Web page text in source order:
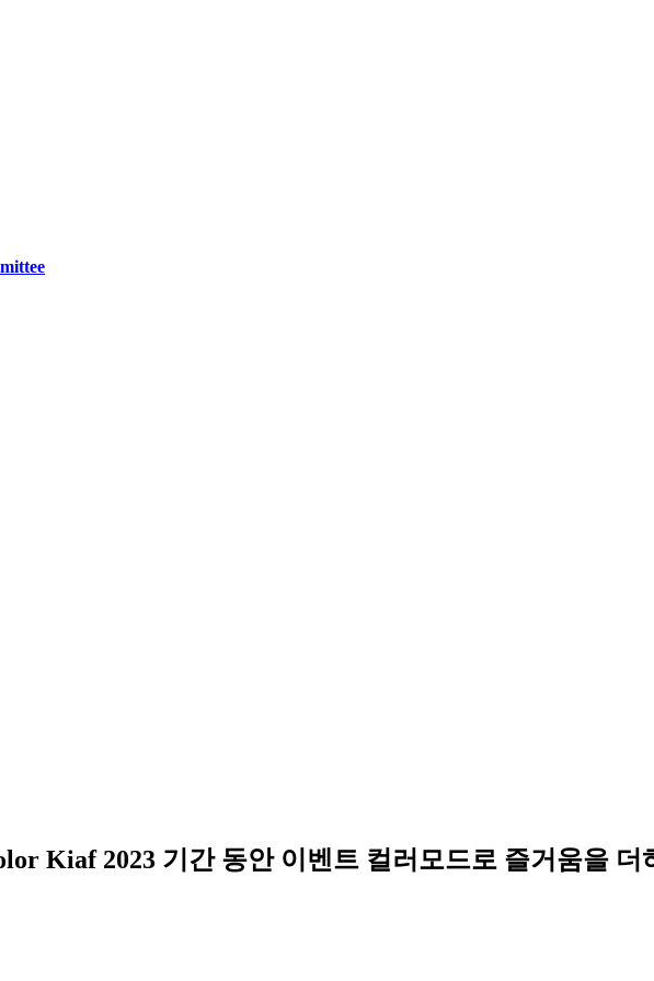
Kiaf 2023 기간 동안 이벤트 컬러모드로 즐거움을 더